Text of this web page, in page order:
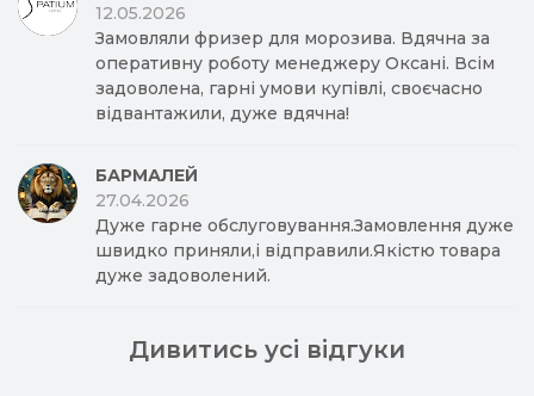
12.05.2026
Замовляли фризер для морозива. Вдячна за
оперативну роботу менеджеру Оксані. Всім
задоволена, гарні умови купівлі, своєчасно
відвантажили, дуже вдячна!
БАРМАЛЕЙ
27.04.2026
Дуже гарне обслуговування.Замовлення дуже
швидко приняли,і відправили.Якістю товара
дуже задоволений.
Дивитись усі відгуки